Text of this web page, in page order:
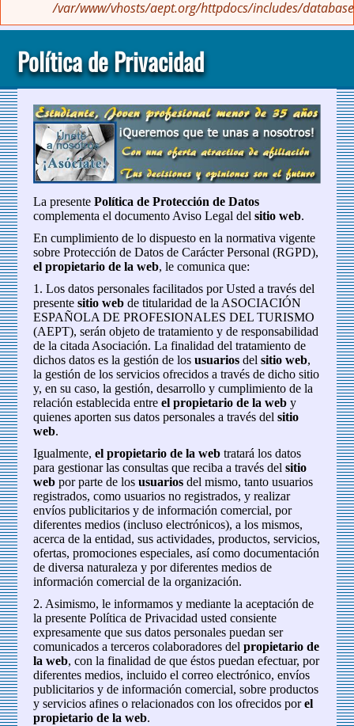
/var/www/vhosts/aept.org/httpdocs/includes/
Política de Privacidad
La presentePolítica de Protección de Datos
complementa el documento Aviso Legal delsitio web.
En cumplimiento de lo dispuesto en la normativa vigente
sobre Protección de Datos de Carácter Personal (RGPD),
el propietario de la web, le comunica que:
1. Los datos personales facilitados por Usted a través del
presentesitio web de titularidad de la ASOCIACIÓN
ESPAÑOLA DE PROFESIONALES DEL TURISMO
(AEPT), serán objeto de tratamiento y de responsabilidad
de la citada Asociación. La finalidad del tratamiento de
dichos datos es la gestión de losusuarios delsitio web,
la gestión de los servicios ofrecidos a través de dicho sitio
y, en su caso, la gestión, desarrollo y cumplimiento de la
relación establecida entreel propietario de la web y
quienes aporten sus datos personales a través delsitio
web.
Igualmente,el propietario de la web tratará los datos
para gestionar las consultas que reciba a través delsitio
web por parte de losusuarios del mismo, tanto usuarios
registrados, como usuarios no registrados, y realizar
envíos publicitarios y de información comercial, por
diferentes medios (incluso electrónicos), a los mismos,
acerca de la entidad, sus actividades, productos, servicios,
ofertas, promociones especiales, así como documentación
de diversa naturaleza y por diferentes medios de
información comercial de la organización.
2. Asimismo, le informamos y mediante la aceptación de
la presente Política de Privacidad usted consiente
expresamente que sus datos personales puedan ser
comunicados a terceros colaboradores delpropietario de
la web, con la finalidad de que éstos puedan efectuar, por
diferentes medios, incluido el correo electrónico, envíos
publicitarios y de información comercial, sobre productos
y servicios afines o relacionados con los ofrecidos porel
propietario de la web.